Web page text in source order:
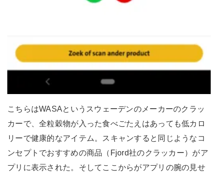
こちらはWASAというスウェーデンのメーカーのクラッ
カーで、全粒穀物が入った食べごたえはあっても低カロ
リーで健康的なアイテム。スキャンすると同じようなコ
ンセプトでおすすめの商品（Fjord社のクラッカー）がア
プリに表示された。そしてここからがアプリの腕の見せ